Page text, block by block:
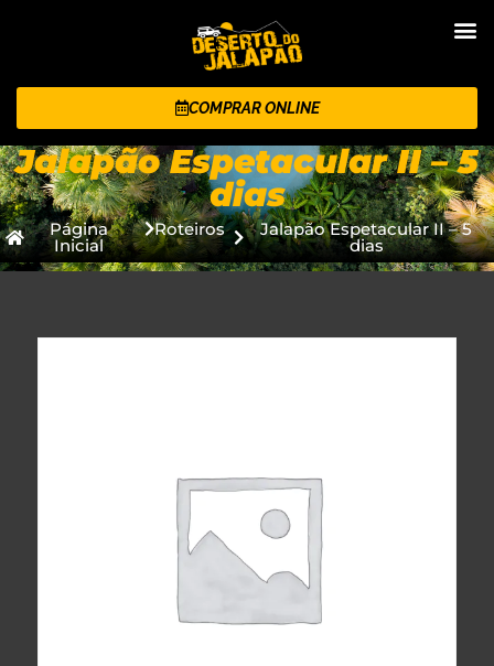
COMPRAR ONLINE
Jalapão Espetacular II – 5
dias
Página
Inicial
Roteiros Jalapão Espetacular II – 5
dias